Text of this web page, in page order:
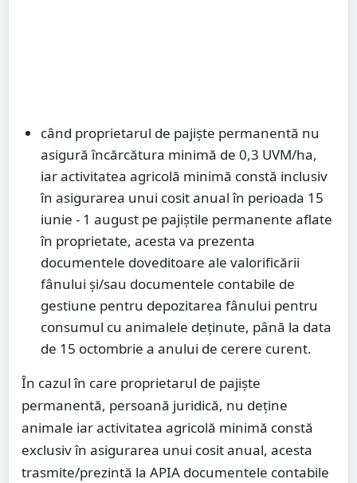
când proprietarul de pajiște permanentă nu
asigură încărcătura minimă de 0,3 UVM/ha,
iar activitatea agricolă minimă constă inclusiv
în asigurarea unui cosit anual în perioada 15
iunie - 1 august pe pajiștile permanente aflate
în proprietate, acesta va prezenta
documentele doveditoare ale valorificării
fânului și/sau documentele contabile de
gestiune pentru depozitarea fânului pentru
consumul cu animalele deținute, până la data
de 15 octombrie a anului de cerere curent.
În cazul în care proprietarul de pajiște
permanentă, persoană juridică, nu deține
animale iar activitatea agricolă minimă constă
exclusiv în asigurarea unui cosit anual, acesta
trasmite/prezintă la APIA documentele contabile